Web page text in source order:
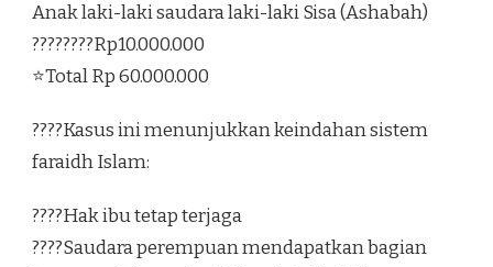
Anak laki-laki saudara laki-laki Sisa (Ashabah)
????????Rp10.000.000
⭐Total Rp 60.000.000
????Kasus ini menunjukkan keindahan sistem
faraidh Islam:
????Hak ibu tetap terjaga
????Saudara perempuan mendapatkan bagian